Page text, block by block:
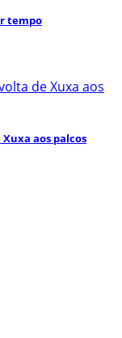
tempo
aos palcos